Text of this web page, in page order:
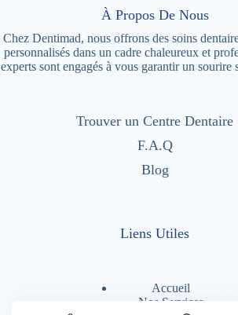
À Propos De Nous
Chez Dentimad, nous offrons des soins
personnalisés dans un cadre chaleureux et
experts sont engagés à vous garantir un sourire
Trouver un Centre Dentaire
F.A.Q
Blog
Liens Utiles
Accueil
Nos Services